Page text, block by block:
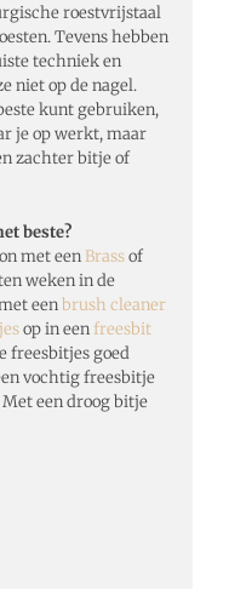
roestvrijstaal
Tevens hebben
techniek en
niet op de nagel.
kunt gebruiken,
je op werkt, maar
zachter bitje of
beste?
met eenBrassof
weken in de
eenbrush cleaner
op in eenfreesbit
freesbitjes goed
vochtig freesbitje
een droog bitje